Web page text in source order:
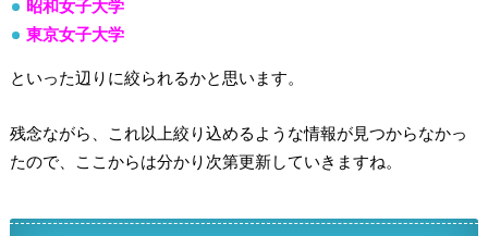
昭和女子大学
東京女子大学
といった辺りに絞られるかと思います。
残念ながら、これ以上絞り込めるような情報が見つからなかっ
たので、ここからは分かり次第更新していきますね。